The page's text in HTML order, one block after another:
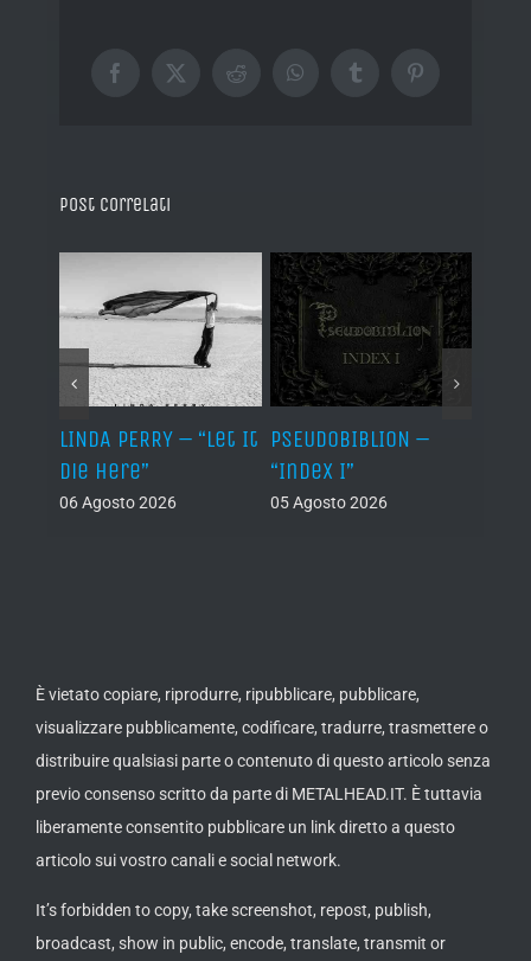
Facebook
X RedditWhatsAppTumblrPinterest
Post correlati
LINDA PERRY – “Let It
Die Here”
06 Agosto 2026
PSEUDOBIBLION –
“Index I”
05 Agosto 2026
È vietato copiare, riprodurre, ripubblicare, pubblicare,
visualizzare pubblicamente, codificare, tradurre, trasmettere o
distribuire qualsiasi parte o contenuto di questo articolo senza
previo consenso scritto da parte di METALHEAD.IT. È tuttavia
liberamente consentito pubblicare un link diretto a questo
articolo sui vostro canali e social network.
It’s forbidden to copy, take screenshot, repost, publish,
broadcast, show in public, encode, translate, transmit or